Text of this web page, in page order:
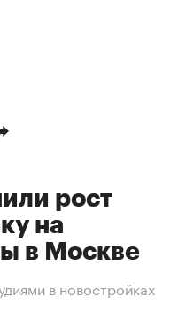
рост
на
в Москве
в новостройках